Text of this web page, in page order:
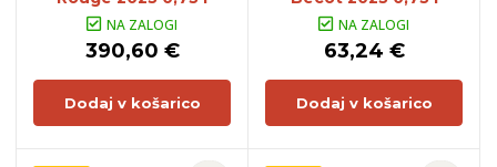
NA ZALOGI
390,60 €
Dodaj v košarico
NA ZALOGI
63,24 €
Dodaj v košarico